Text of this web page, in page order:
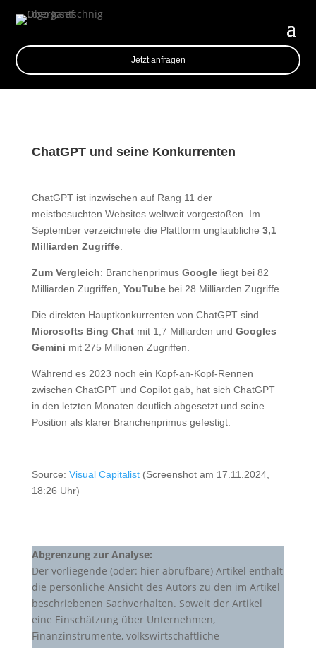
Jetzt anfragen
ChatGPT und seine Konkurrenten
ChatGPT ist inzwischen auf Rang 11 der
meistbesuchten Websites weltweit vorgestoßen. Im
September verzeichnete die Plattform unglaubliche 3,1
Milliarden Zugriffe.
Zum Vergleich: Branchenprimus Googleliegt bei 82
Milliarden Zugriffen, YouTubebei 28 Milliarden Zugriffe
Die direkten Hauptkonkurrenten von ChatGPT sind
Microsofts Bing Chatmit 1,7 Milliarden und Googles
Gemini mit 275 Millionen Zugriffen.
Während es 2023 noch ein Kopf-an-Kopf-Rennen
zwischen ChatGPT und Copilot gab, hat sich ChatGPT
in den letzten Monaten deutlich abgesetzt und seine
Position als klarer Branchenprimus gefestigt.
Source: Visual Capitalist(Screenshot am 17.11.2024,
18:26 Uhr)
Abgrenzung zur Analyse:
Der vorliegende (oder: hier abrufbare) Artikel enthält
die persönliche Ansicht des Autors zu den im Artikel
beschriebenen Sachverhalten. Soweit der Artikel
eine Einschätzung über Unternehmen,
Finanzinstrumente, volkswirtschaftliche